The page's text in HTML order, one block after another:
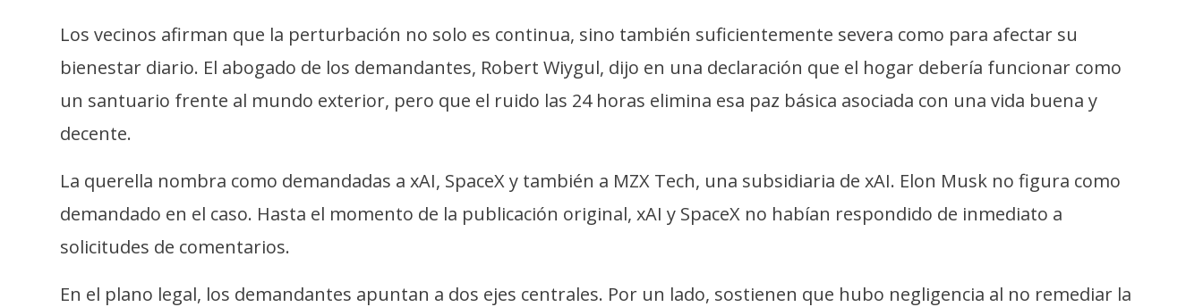
d
Los vecinos afirman que la perturbación no solo es continua, sino también suficientemente severa como para afectar su
bienestar diario. El abogado de los demandantes, Robert Wiygul, dijo en una declaración que el hogar debería funcionar como
un santuario frente al mundo exterior, pero que el ruido las 24 horas elimina esa paz básica asociada con una vida buena y
decente.
La querella nombra como demandadas a xAI, SpaceX y también a MZX Tech, una subsidiaria de xAI. Elon Musk no figura como
demandado en el caso. Hasta el momento de la publicación original, xAI y SpaceX no habían respondido de inmediato a
solicitudes de comentarios.
En el plano legal, los demandantes apuntan a dos ejes centrales. Por un lado, sostienen que hubo negligencia al no remediar la